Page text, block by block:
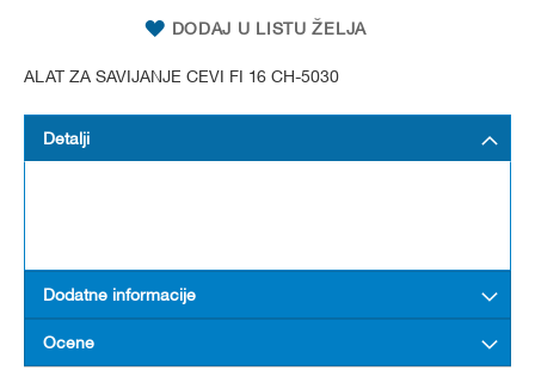
DODAJ U LISTU ŽELJA
ALAT ZA SAVIJANJE CEVI FI 16 CH-5030
Detalji
Dodatne informacije
Ocene